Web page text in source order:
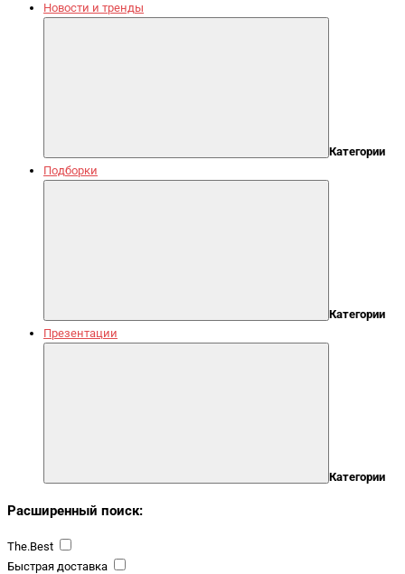
Новости и тренды
Категории
Подборки
Категории
Презентации
Категории
Расширенный поиск:
The.Best
Быстрая доставка